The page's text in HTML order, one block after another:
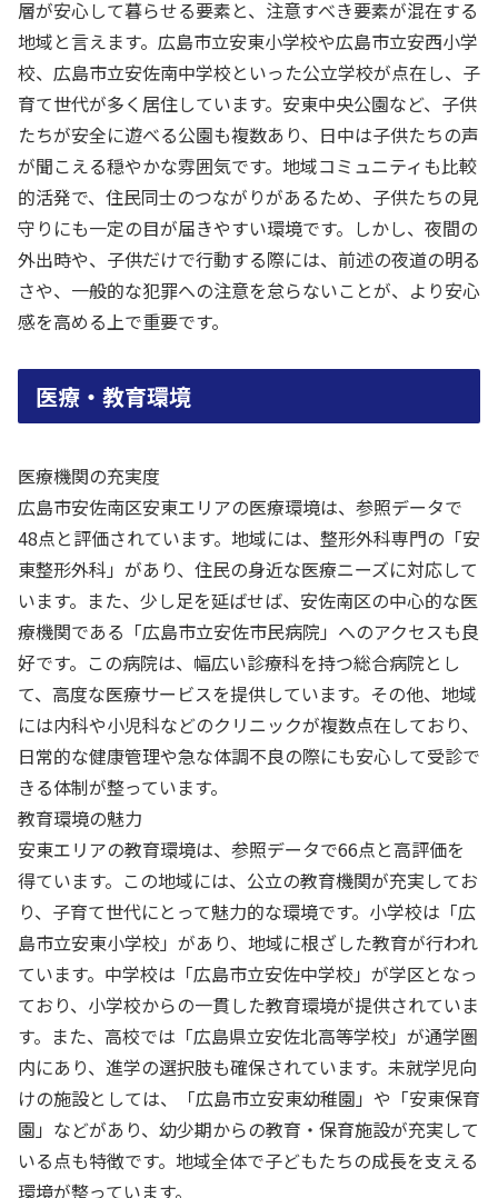
層が安心して暮らせる要素と、注意すべき要素が混在する
地域と言えます。広島市立安東小学校や広島市立安西小学
校、広島市立安佐南中学校といった公立学校が点在し、子
育て世代が多く居住しています。安東中央公園など、子供
たちが安全に遊べる公園も複数あり、日中は子供たちの声
が聞こえる穏やかな雰囲気です。地域コミュニティも比較
的活発で、住民同士のつながりがあるため、子供たちの見
守りにも一定の目が届きやすい環境です。しかし、夜間の
外出時や、子供だけで行動する際には、前述の夜道の明る
さや、一般的な犯罪への注意を怠らないことが、より安心
感を高める上で重要です。
医療・教育環境
医療機関の充実度
広島市安佐南区安東エリアの医療環境は、参照データで
48点と評価されています。地域には、整形外科専門の「安
東整形外科」があり、住民の身近な医療ニーズに対応して
います。また、少し足を延ばせば、安佐南区の中心的な医
療機関である「広島市立安佐市民病院」へのアクセスも良
好です。この病院は、幅広い診療科を持つ総合病院とし
て、高度な医療サービスを提供しています。その他、地域
には内科や小児科などのクリニックが複数点在しており、
日常的な健康管理や急な体調不良の際にも安心して受診で
きる体制が整っています。
教育環境の魅力
安東エリアの教育環境は、参照データで66点と高評価を
得ています。この地域には、公立の教育機関が充実してお
り、子育て世代にとって魅力的な環境です。小学校は「広
島市立安東小学校」があり、地域に根ざした教育が行われ
ています。中学校は「広島市立安佐中学校」が学区となっ
ており、小学校からの一貫した教育環境が提供されていま
す。また、高校では「広島県立安佐北高等学校」が通学圏
内にあり、進学の選択肢も確保されています。未就学児向
けの施設としては、「広島市立安東幼稚園」や「安東保育
園」などがあり、幼少期からの教育・保育施設が充実して
いる点も特徴です。地域全体で子どもたちの成長を支える
環境が整っています。